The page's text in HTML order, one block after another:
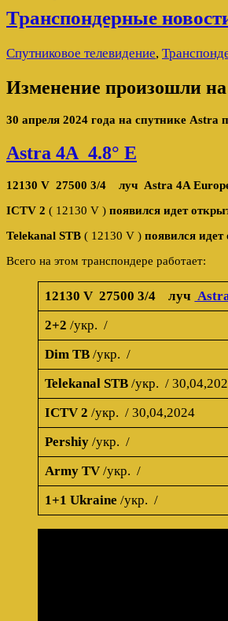
Транспондерные
Спутниковое телевидение,
Изменение произошли
30 апреля 2024 года на спутнике Astra
Astra 4A 4.8° E
12130 V 27500 3/4 луч Astra 4A
ICTV 2 ( 12130 V ) появился идет
Telekanal STB ( 12130 V ) появился идет
Всего на этом транспондере работает:
12130 V 27500 3/4 луч
2+2 /укр. /
Dim ТВ /укр. /
Telekanal STB /укр. /
ICTV 2 /укр. / 30,04,2024
Pershiy /укр. /
Army TV /укр. /
1+1 Ukraine /укр. /